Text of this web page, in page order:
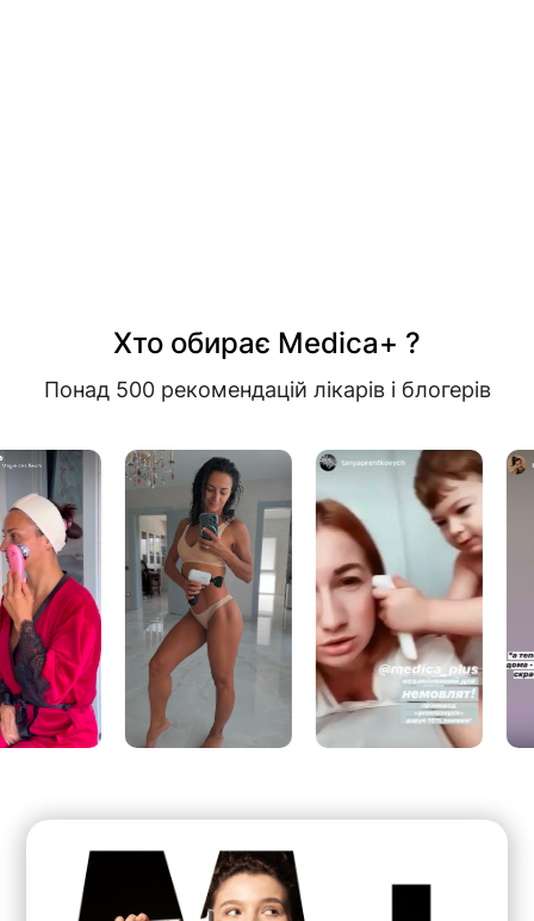
Хто обирає Medica+ ?
Понад 500 рекомендацій лікарів і блогерів